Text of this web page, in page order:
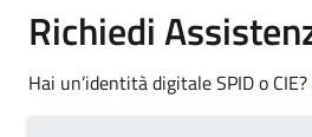
Richiedi
Hai un’identità digitale SPID o CIE?